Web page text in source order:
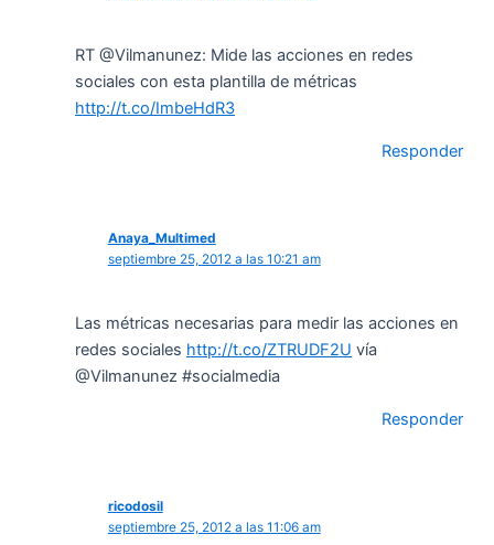
RT @Vilmanunez: Mide las acciones en redes
sociales con esta plantilla de métricas
http://t.co/ImbeHdR3
Responder
Anaya_Multimed
septiembre 25, 2012 a las 10:21 am
Las métricas necesarias para medir las acciones en
redes sociales http://t.co/ZTRUDF2U vía
@Vilmanunez #socialmedia
Responder
ricodosil
septiembre 25, 2012 a las 11:06 am